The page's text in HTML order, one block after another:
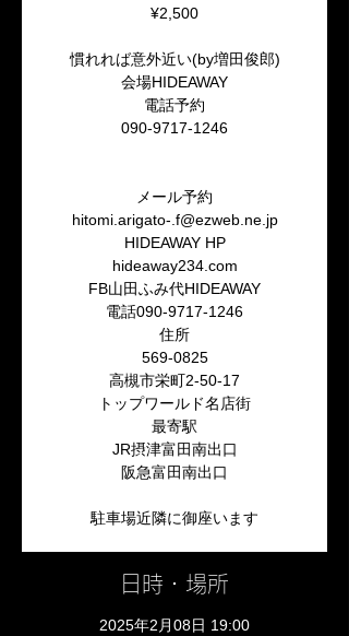
¥2,500
慣れれば意外近い(by増田俊郎)
会場HIDEAWAY
電話予約
090-9717-1246
メール予約
hitomi.arigato-.f@ezweb.ne.jp
HIDEAWAY HP
hideaway234.com
FB山田ふみ代HIDEAWAY
電話090-9717-1246
住所
569-0825
高槻市栄町2-50-17
トップワールド名店街
最寄駅
JR摂津富田南出口
阪急富田南出口
日時・場所
2025年2月08日 19:00